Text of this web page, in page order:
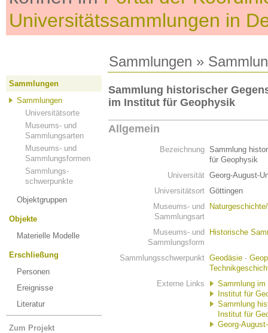
Universitätssammlungen in
Sammlungen »
Sammlungen
Sammlungen
Universitätsorte
Museums- und
Sammlungsarten
Museums- und
Sammlungsformen
Sammlungs-
schwerpunkte
Objektgruppen
Objekte
Materielle Modelle
Erschließung
Personen
Ereignisse
Literatur
Zum Projekt
Sammlung historischer
im Institut für Geophysik
Allgemein
Bezeichnung Sammlung
für Geophysik
Universität Georg-August-
Universitätsort Göttingen
Museums- und
Sammlungsart
Museums- und
Sammlungsform
Historische
Sammlungsschwerpunkt Geodäsie ·
Externe Links
Sammlung im
Institut für
Sammlung
Institut für
Georg-